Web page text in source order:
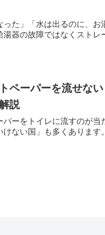
った」「水は出るのに、
器の故障ではなくストレ
ペーパーを流せな
説
パーをトイレに流すのが当
ない国」も多くあります